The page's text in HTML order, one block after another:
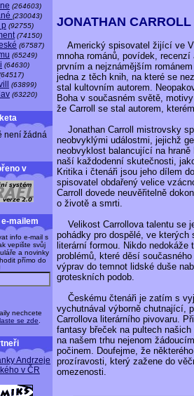
(264603)
(230043)
p (92755)
(74150)
(67587)
(65249)
(64630)
(63899)
(63220)
není žádná
v
mailem
info e-mail s
vepište svůj
a novinky
přímo do
nechcete
se zde
Andrzeje
v ČR
JONATHAN
Americký spisovatel žijící ve
mnoha románů, povídek,
prvním a nejznámějším
jedna z těch knih, na které se
stal kultovním autorem.
Boha v současném světě,
že Carroll se stal autorem,
Jonathan Carroll mistrovsky
neobvyklými událostmi, jejichž
neobvyklost balancující na
naší každodenní skutečnosti,
Kritika i čtenáři jsou jeho dílem
spisovatel obdařený velice
Carroll dovede neuvěřitelně
o životě a smrti.
Velikost Carrollova talentu se
pohádky pro dospělé, ve
literární formou. Nikdo
problémů, které děsí
výprav do temnot lidské duše
groteskních podob.
Českému čtenáři je zatím s
vychutnával výborně chutnající,
Carrollova literárního pivovaru.
fantasy břeček na pultech
na našem trhu nejenom
počinem. Doufejme, že
prozíravosti, který zažene do
omezenosti.